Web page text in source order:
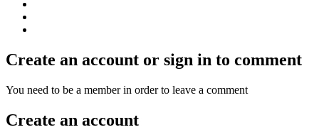
Create an account or sign in to comment
You need to be a member in order to leave a comment
Create an account